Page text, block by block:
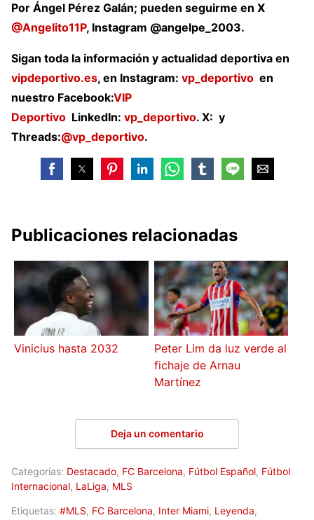
Por Ángel Pérez Galán; pueden seguirme en X
@Angelito11P, Instagram @angelpe_2003.
Sigan toda la información y actualidad deportiva en
vipdeportivo.es, en Instagram: vp_deportivo en
nuestro Facebook:VIP
Deportivo LinkedIn: vp_deportivo. X: y
Threads:@vp_deportivo.
Publicaciones relacionadas
Vinicius hasta 2032
Peter Lim da luz verde al
fichaje de Arnau
Martínez
Deja un comentario
Categorías: Destacado, FC Barcelona, Fútbol Español, Fútbol
Internacional, LaLiga, MLS
Etiquetas: #MLS, FC Barcelona, Inter Miami, Leyenda,